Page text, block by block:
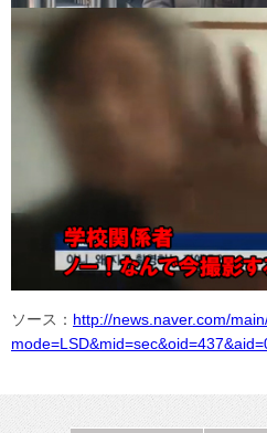
ソース： http://news.naver.com/